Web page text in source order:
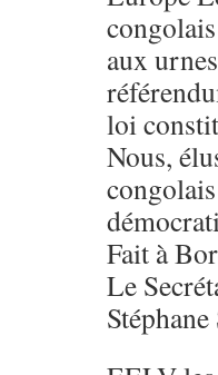
aux
loi
Nous,
Fait à
Le